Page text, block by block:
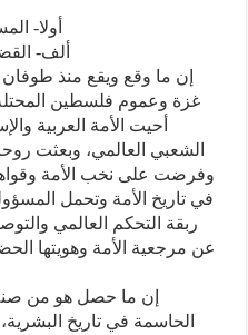
أولا-
ألف-
غزة وعموم فلسطين
أحيت الأمة العربية
الشعبي العالمي، وبعثت
وفرضت على نخب الأمة
في تاريخ الأمة وتحمل
ربقة التحكم العالمي
عن مرجعية الأمة وهويتها
إن ما حصل هو من
الحاسمة في تاريخ